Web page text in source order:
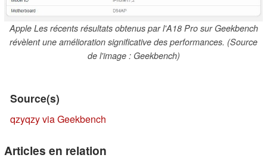
Apple Les récents résultats obtenus par l'A18 Pro sur Geekbench
révèlent une amélioration significative des performances. (Source
de l'image : Geekbench)
Source(s)
qzyqzy via Geekbench
Articles en relation